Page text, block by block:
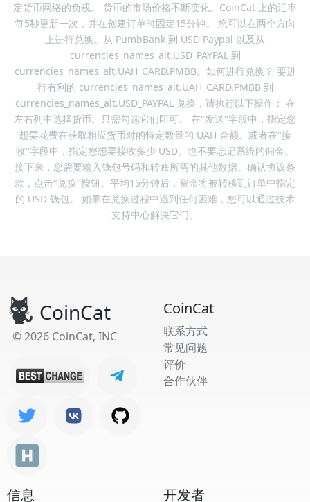
定货币网络的负载。 货币的市场价格不断变化。CoinCat 上的汇率
每5秒更新一次，并在创建订单时固定15分钟。 您可以在两个方向
上进行兑换。从 PumbBank 到 USD Paypal 以及从
currencies_names_alt.USD_PAYPAL 到
currencies_names_alt.UAH_CARD.PMBB。如何进行兑换？ 要进
行有利的 currencies_names_alt.UAH_CARD.PMBB 到
currencies_names_alt.USD_PAYPAL 兑换，请执行以下操作： 在
左右列中选择货币。只需勾选它们即可。 在"发送"字段中，指定您
想要花费在获取相应货币对的特定数量的 UAH 金额。或者在"接
收"字段中，指定您想要接收多少 USD。也不要忘记系统的佣金。
接下来，您需要输入钱包号码和转账所需的其他数据。确认协议条
款，点击"兑换"按钮。平均15分钟后，资金将被转移到订单中指定
的 USD 钱包。 如果在兑换过程中遇到任何困难，您可以通过技术
支持中心解决它们。
CoinCat
© 2026 CoinCat, INC
CoinCat
联系方式
常见问题
评价
合作伙伴
信息 开发者